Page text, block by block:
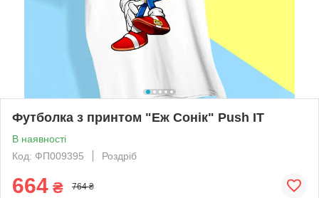
Футболка з принтом "Еж Сонік" Push IT
В наявності
Код: ФП009395
Роздріб
664 ₴ 764 ₴